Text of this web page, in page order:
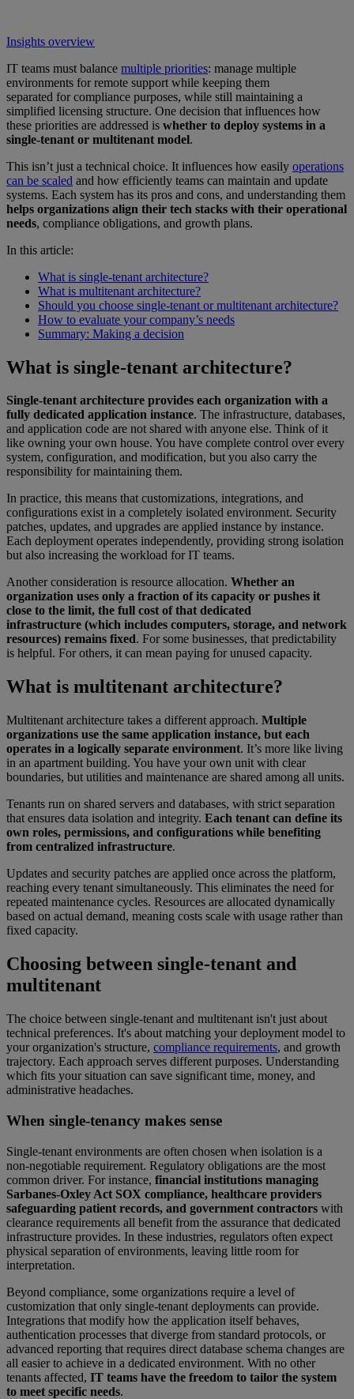
Insights overview
IT teams must balance multiple priorities: manage multiple
environments for remote support while keeping them
separated for compliance purposes, while still maintaining a
simplified licensing structure. One decision that influences how
these priorities are addressed is whether to deploy systems in a
single-tenant or multitenant model.
This isn’t just a technical choice. It influences how easily operations
can be scaled and how efficiently teams can maintain and update
systems. Each system has its pros and cons, and understanding them
helps organizations align their tech stacks with their operational
needs, compliance obligations, and growth plans.
In this article:
What is single-tenant architecture?
What is multitenant architecture?
Should you choose single-tenant or multitenant architecture?
How to evaluate your company’s needs
Summary: Making a decision
What is single-tenant architecture?
Single-tenant architecture provides each organization with a
fully dedicated application instance. The infrastructure, databases,
and application code are not shared with anyone else. Think of it
like owning your own house. You have complete control over every
system, configuration, and modification, but you also carry the
responsibility for maintaining them.
In practice, this means that customizations, integrations, and
configurations exist in a completely isolated environment. Security
patches, updates, and upgrades are applied instance by instance.
Each deployment operates independently, providing strong isolation
but also increasing the workload for IT teams.
Another consideration is resource allocation. Whether an
organization uses only a fraction of its capacity or pushes it
close to the limit, the full cost of that dedicated
infrastructure (which includes computers, storage, and network
resources) remains fixed. For some businesses, that predictability
is helpful. For others, it can mean paying for unused capacity.
What is multitenant architecture?
Multitenant architecture takes a different approach. Multiple
organizations use the same application instance, but each
operates in a logically separate environment. It’s more like living
in an apartment building. You have your own unit with clear
boundaries, but utilities and maintenance are shared among all units.
Tenants run on shared servers and databases, with strict separation
that ensures data isolation and integrity. Each tenant can define its
own roles, permissions, and configurations while benefiting
from centralized infrastructure.
Updates and security patches are applied once across the platform,
reaching every tenant simultaneously. This eliminates the need for
repeated maintenance cycles. Resources are allocated dynamically
based on actual demand, meaning costs scale with usage rather than
fixed capacity.
Choosing between single-tenant and
multitenant
The choice between single-tenant and multitenant isn't just about
technical preferences. It's about matching your deployment model to
your organization's structure, compliance requirements, and growth
trajectory. Each approach serves different purposes. Understanding
which fits your situation can save significant time, money, and
administrative headaches.
When single-tenancy makes sense
Single-tenant environments are often chosen when isolation is a
non-negotiable requirement. Regulatory obligations are the most
common driver. For instance, financial institutions managing
Sarbanes-Oxley Act SOX compliance, healthcare providers
safeguarding patient records, and government contractors with
clearance requirements all benefit from the assurance that dedicated
infrastructure provides. In these industries, regulators often expect
physical separation of environments, leaving little room for
interpretation.
Beyond compliance, some organizations require a level of
customization that only single-tenant deployments can provide.
Integrations that modify how the application itself behaves,
authentication processes that diverge from standard protocols, or
advanced reporting that requires direct database schema changes are
all easier to achieve in a dedicated environment. With no other
tenants affected, IT teams have the freedom to tailor the system
to meet specific needs.